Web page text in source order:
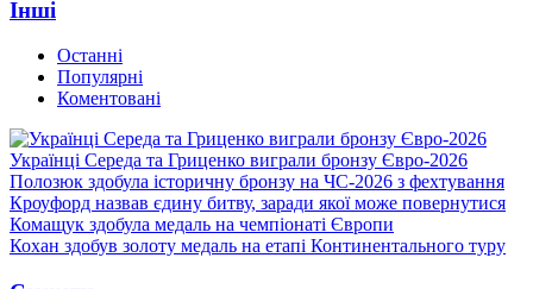
Інші
Останні
Популярні
Коментовані
Українці Середа та Гриценко виграли бронзу Євро-2026
Полозюк здобула історичну бронзу на ЧС-2026 з фехтування
Кроуфорд назвав єдину битву, заради якої може повернутися
Комащук здобула медаль на чемпіонаті Європи
Кохан здобув золоту медаль на етапі Континентального туру